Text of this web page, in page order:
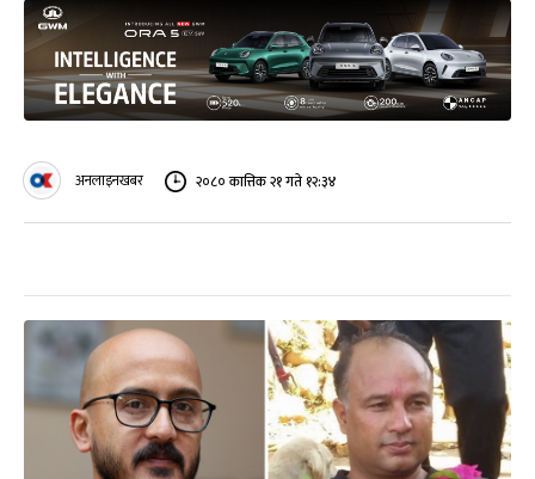
अनलाइनखबर २०८० कात्तिक २१ गते १२:३४